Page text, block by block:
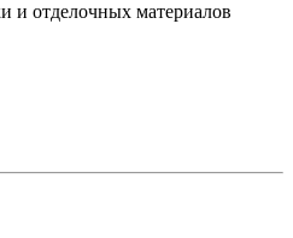
и отделочных материалов